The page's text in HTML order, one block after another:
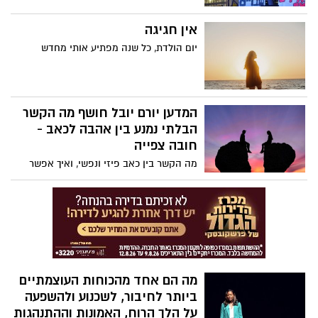
אמש בעצרת להחזרת החטופים בכרמי גת,
עמית סימן טוב, שאיבדה בני משפחה בטבח
בניר עוז, משתפת בכאב ובזעקה להחזרת
אין חגיגה
יום הולדת, כל שנה מפתיע אותי מחדש
המדען יורם יובל חושף מה הקשר
הבלתי נמנע בין אהבה לכאב -
חובה צפייה
מה הקשר בין כאב פיזי ונפשי, ואיך אפשר
להקל על שניהם? הרצאתו של המדען יורם
יובל חושפת כיצד חוויות האהבה, האובדן
והכאב שלך שלובות זה בזה. יובל שופך אור
על התפקיד המפתיע של האנדורפינים
והקולטנים לאופיואידים במוח שלך כדי להקל
על סבל פיזי ורגשי - ומראה כיצד הקשר הזה
בריאות הנפש ורווחה.
מה הם אחד מהכוחות העוצמתיים
ביותר לחיבור, לשכנוע ולהשפעה
על הלך הרוח, האמונות וההתנהגות